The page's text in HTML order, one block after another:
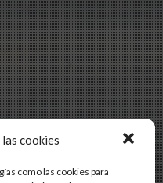
cookies
como las cookies para